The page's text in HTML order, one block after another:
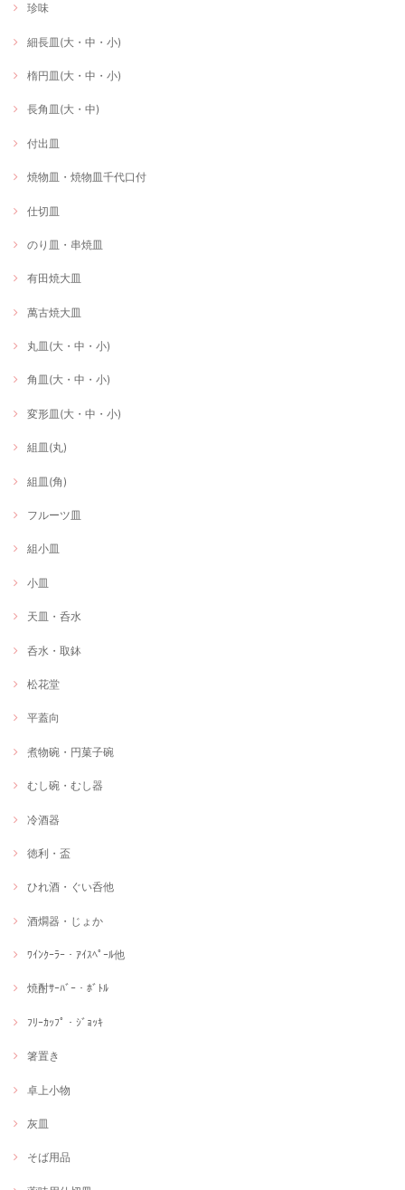
珍味
細長皿(大・中・小)
楕円皿(大・中・小)
長角皿(大・中)
付出皿
焼物皿・焼物皿千代口付
仕切皿
のり皿・串焼皿
有田焼大皿
萬古焼大皿
丸皿(大・中・小)
角皿(大・中・小)
変形皿(大・中・小)
組皿(丸)
組皿(角)
フルーツ皿
組小皿
小皿
天皿・呑水
呑水・取鉢
松花堂
平蓋向
煮物碗・円菓子碗
むし碗・むし器
冷酒器
徳利・盃
ひれ酒・ぐい呑他
酒燗器・じょか
ﾜｲﾝｸｰﾗｰ・ｱｲｽﾍﾟｰﾙ他
焼酎ｻｰﾊﾞｰ・ﾎﾞﾄﾙ
ﾌﾘｰｶｯﾌﾟ・ｼﾞｮｯｷ
箸置き
卓上小物
灰皿
そば用品